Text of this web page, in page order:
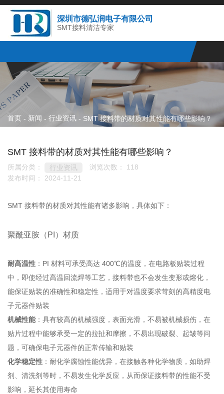
深圳市德弘润电子有限公司
SMT接料清洁专家
首页 - 新闻 - 行业资讯 - SMT 接料带的材质对其性能有哪些影响？
SMT 接料带的材质对其性能有哪些影响？
所属分类： 行业资讯 浏览次数： 118
发布时间： 2024-11-21
SMT 接料带的材质对其性能有诸多影响，具体如下：
聚酰亚胺（PI）材质
耐高温性 ：PI 材料可承受高达 400℃的温度，在电路板贴装过程
中，即使经过高温回流焊等工艺，接料带也不会发生变形或熔化，
能保证贴装的准确性和稳定性，适用于对温度要求苛刻的高精度电
子元器件贴装
机械性能：具有较高的机械强度，表面光滑，不易被机械损伤，在
贴片过程中能够承受一定的拉扯和摩擦，不易出现破裂、起皱等问
题，可确保电子元器件的正常传输和贴装
化学稳定性 ：耐化学腐蚀性能优异，在接触各种化学物质，如助焊
剂、清洗剂等时，不易发生化学反应，从而保证接料带的性能不受
影响，延长其使用寿命